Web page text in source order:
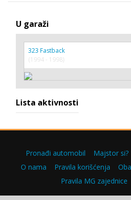
U garaži
323 Fastback
(1994 - 1998)
Lista aktivnosti
Pronađi automobil Majstor si?
O nama
Pravila korišćenja
Pravila MG zajednice